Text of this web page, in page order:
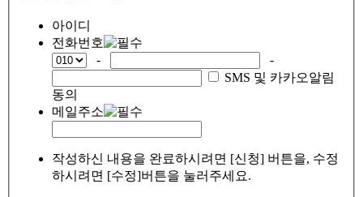
아이디
전화번호
-
-
SMS 및 카카오알림
동의
메일주소
작성하신 내용을 완료하시려면 [신청] 버튼을, 수정
하시려면 [수정]버튼을 눌러주세요.